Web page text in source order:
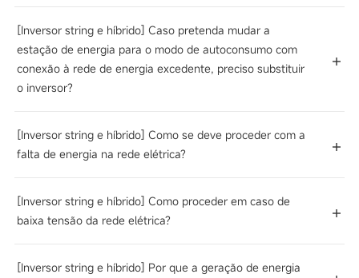
[Inversor string e híbrido] Caso pretenda mudar a
estação de energia para o modo de autoconsumo com
conexão à rede de energia excedente, preciso substituir
o inversor?
[Inversor string e híbrido] Como se deve proceder com a
falta de energia na rede elétrica?
[Inversor string e híbrido] Como proceder em caso de
baixa tensão da rede elétrica?
[Inversor string e híbrido] Por que a geração de energia